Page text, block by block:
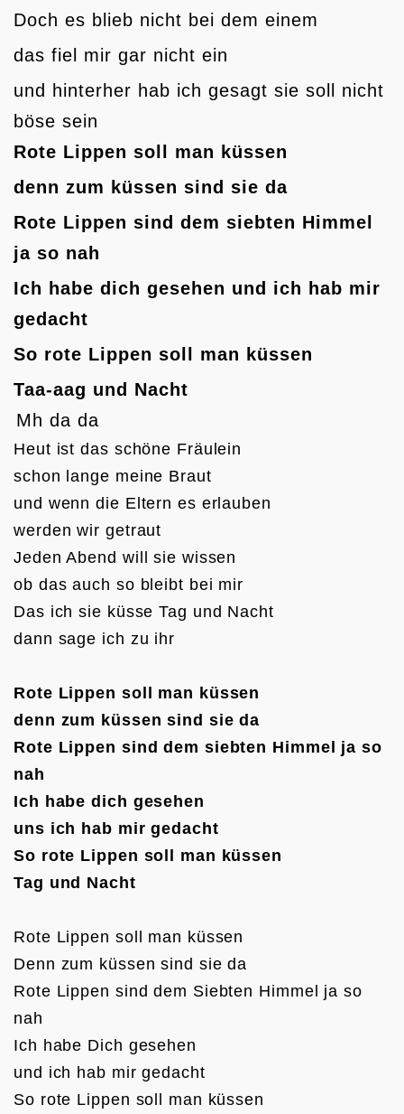
Doch es blieb nicht bei dem einem
das fiel mir gar nicht ein
und hinterher hab ich gesagt sie soll nicht
böse sein
Rote Lippen soll man küssen
denn zum küssen sind sie da
Rote Lippen sind dem siebten Himmel
ja so nah
Ich habe dich gesehen und ich hab mir
gedacht
So rote Lippen soll man küssen
Taa-aag und Nacht
Mh da da
Heut ist das schöne Fräulein
schon lange meine Braut
und wenn die Eltern es erlauben
werden wir getraut
Jeden Abend will sie wissen
ob das auch so bleibt bei mir
Das ich sie küsse Tag und Nacht
dann sage ich zu ihr
Rote Lippen soll man küssen
denn zum küssen sind sie da
Rote Lippen sind dem siebten Himmel ja so
nah
Ich habe dich gesehen
uns ich hab mir gedacht
So rote Lippen soll man küssen
Tag und Nacht
Rote Lippen soll man küssen
Denn zum küssen sind sie da
Rote Lippen sind dem Siebten Himmel ja so
nah
Ich habe Dich gesehen
und ich hab mir gedacht
So rote Lippen soll man küssen